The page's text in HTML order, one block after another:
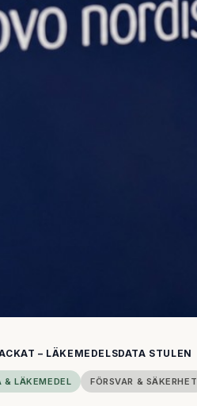
– LÄKEMEDELSDATA STULEN
& LÄKEMEDEL FÖRSVAR & SÄKERHET